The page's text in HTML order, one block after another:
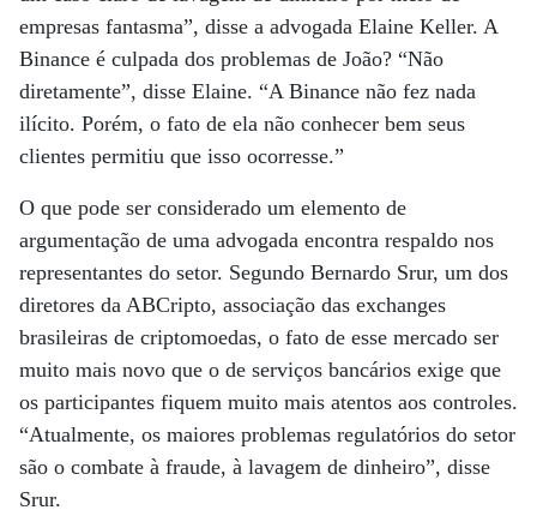
empresas fantasma”, disse a advogada Elaine Keller. A
Binance é culpada dos problemas de João? “Não
diretamente”, disse Elaine. “A Binance não fez nada
ilícito. Porém, o fato de ela não conhecer bem seus
clientes permitiu que isso ocorresse.”
O que pode ser considerado um elemento de
argumentação de uma advogada encontra respaldo nos
representantes do setor. Segundo Bernardo Srur, um dos
diretores da ABCripto, associação das exchanges
brasileiras de criptomoedas, o fato de esse mercado ser
muito mais novo que o de serviços bancários exige que
os participantes fiquem muito mais atentos aos controles.
“Atualmente, os maiores problemas regulatórios do setor
são o combate à fraude, à lavagem de dinheiro”, disse
Srur.